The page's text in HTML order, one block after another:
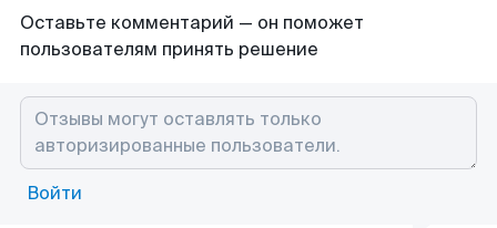
Оставьте комментарий — он поможет
пользователям принять решение
Войти